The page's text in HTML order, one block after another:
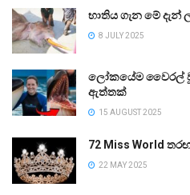
භාතිය ගැන මේ දැන්
8 JULY 2025
ලෝකයේම වෛරල් වූ
ඇත්තක්
15 AUGUST 2025
72 Miss World
22 MAY 2025